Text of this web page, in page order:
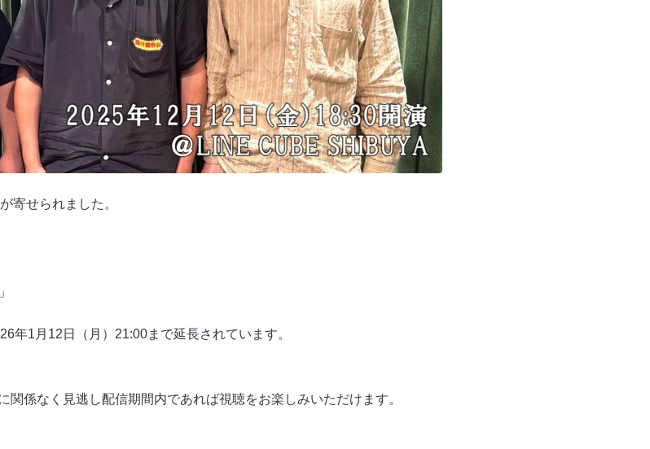
寄せられました。
年1月12日（月）21:00まで延長されています。
係なく見逃し配信期間内であれば視聴をお楽しみいただけます。